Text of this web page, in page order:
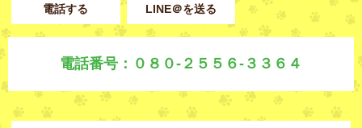
電話する LINE＠を送る
電話番号：０８０-２５５６-３３６４